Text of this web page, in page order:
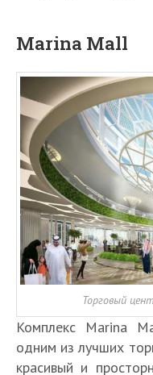
Marina Mall
Торговый
Комплекс Marina
одним из лучших
красивый и